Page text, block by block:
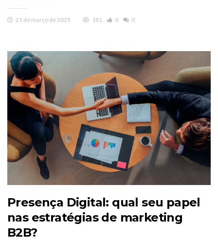
21 de março de 2025 181 0 0
Presença Digital: qual seu papel
nas estratégias de marketing
B2B?